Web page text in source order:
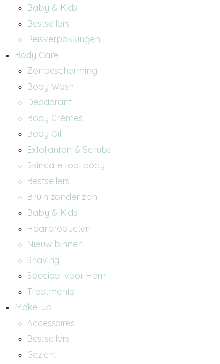
Baby & Kids
Bestsellers
Reisverpakkingen
Body Care
Zonbescherming
Body Wash
Deodorant
Body Crèmes
Body Oil
Exfolianten & Scrubs
Skincare tool body
Bestsellers
Bruin zonder zon
Baby & Kids
Haarproducten
Nieuw binnen
Shaving
Speciaal voor Hem
Treatments
Make-up
Accessoires
Bestsellers
Gezicht